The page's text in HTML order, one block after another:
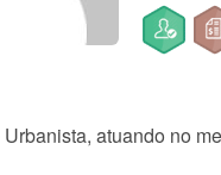
atuando no